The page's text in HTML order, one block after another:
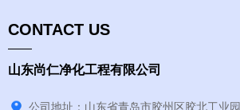
CONTACT US
山东尚仁净化工程有限公司
公司地址：山东省青岛市胶州区胶北工业园